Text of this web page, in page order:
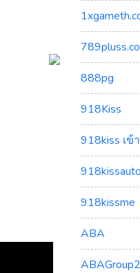
888pg
918Kiss
918kiss เข้
918kissauto
918kissme
ABA
ABAGroup2